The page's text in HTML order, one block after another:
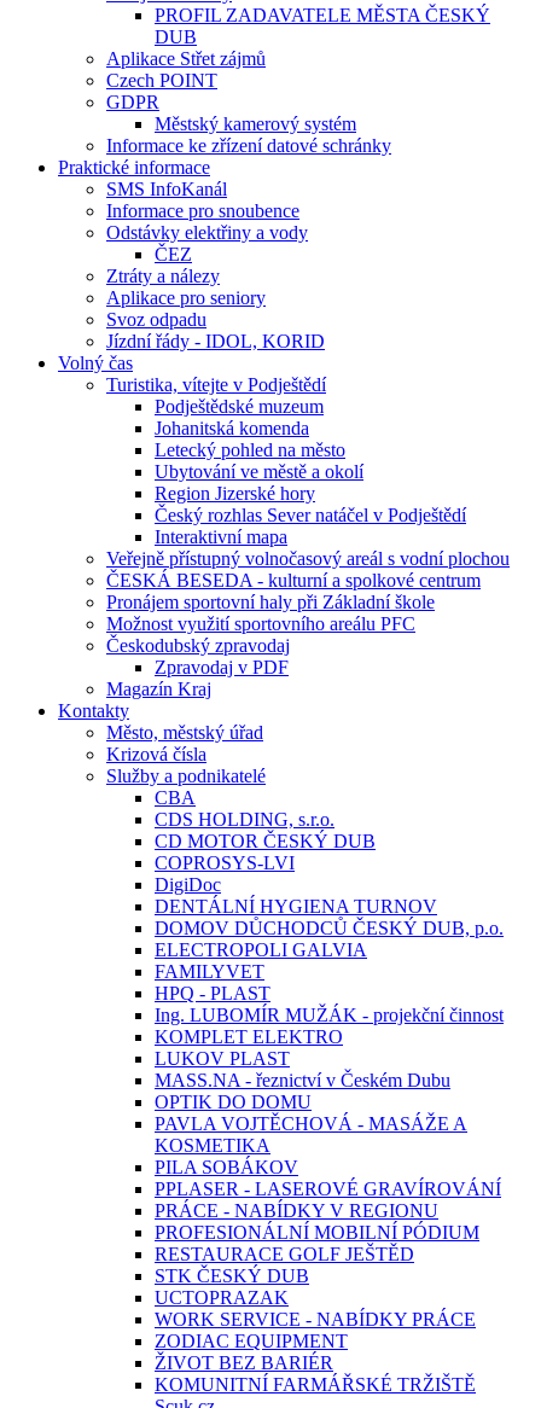
PROFIL ZADAVATELE MĚSTA ČESKÝ
DUB
Aplikace Střet zájmů
Czech POINT
GDPR
Městský kamerový systém
Informace ke zřízení datové schránky
Praktické informace
SMS InfoKanál
Informace pro snoubence
Odstávky elektřiny a vody
ČEZ
Ztráty a nálezy
Aplikace pro seniory
Svoz odpadu
Jízdní řády - IDOL, KORID
Volný čas
Turistika, vítejte v Podještědí
Podještědské muzeum
Johanitská komenda
Letecký pohled na město
Ubytování ve městě a okolí
Region Jizerské hory
Český rozhlas Sever natáčel v Podještědí
Interaktivní mapa
Veřejně přístupný volnočasový areál s vodní plochou
ČESKÁ BESEDA - kulturní a spolkové centrum
Pronájem sportovní haly při Základní škole
Možnost využití sportovního areálu PFC
Českodubský zpravodaj
Zpravodaj v PDF
Magazín Kraj
Kontakty
Město, městský úřad
Krizová čísla
Služby a podnikatelé
CBA
CDS HOLDING, s.r.o.
CD MOTOR ČESKÝ DUB
COPROSYS-LVI
DigiDoc
DENTÁLNÍ HYGIENA TURNOV
DOMOV DŮCHODCŮ ČESKÝ DUB, p.o.
ELECTROPOLI GALVIA
FAMILYVET
HPQ - PLAST
Ing. LUBOMÍR MUŽÁK - projekční činnost
KOMPLET ELEKTRO
LUKOV PLAST
MASS.NA - řeznictví v Českém Dubu
OPTIK DO DOMU
PAVLA VOJTĚCHOVÁ - MASÁŽE A
KOSMETIKA
PILA SOBÁKOV
PPLASER - LASEROVÉ GRAVÍROVÁNÍ
PRÁCE - NABÍDKY V REGIONU
PROFESIONÁLNÍ MOBILNÍ PÓDIUM
RESTAURACE GOLF JEŠTĚD
STK ČESKÝ DUB
UCTOPRAZAK
WORK SERVICE - NABÍDKY PRÁCE
ZODIAC EQUIPMENT
ŽIVOT BEZ BARIÉR
KOMUNITNÍ FARMÁŘSKÉ TRŽIŠTĚ